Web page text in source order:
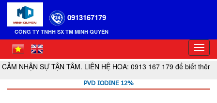
CÔNG TY TNHH SX TM MINH QUYÊN
0913167179
SỰ TẬN TÂM. LIÊN HỆ HOA: 0913 167 179 để biết thêm thông tin
PVD IODINE 12%